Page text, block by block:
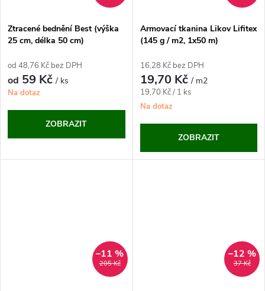
Ztracené bednění Best (výška
25 cm, délka 50 cm)
od 48,76 Kč bez DPH
od 59 Kč/ ks
Na dotaz
ZOBRAZIT
Armovací tkanina Likov Lifitex
(145 g / m2, 1x50 m)
16,28 Kč bez DPH
19,70 Kč/ m2
Měrná
cena:
19,70 Kč / 1 ks
Na dotaz
ZOBRAZIT
205 Kč
–11 %
37 Kč
–12 %